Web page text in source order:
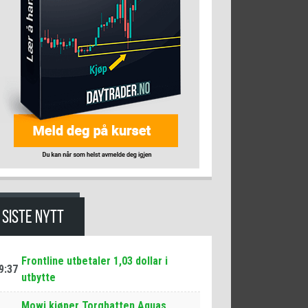
SISTE NYTT
Frontline utbetaler 1,03 dollar i
utbytte